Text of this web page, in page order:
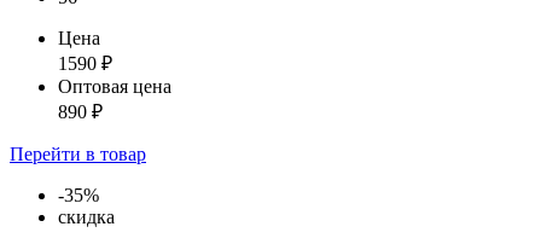
Цена
1590 ₽
Оптовая цена
890 ₽
Перейти в товар
-35%
скидка